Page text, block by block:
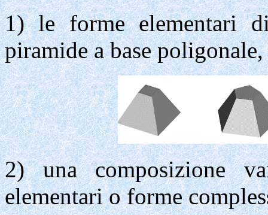
1) le forme elementari
piramide a base
2) una composizione
elementari o forme